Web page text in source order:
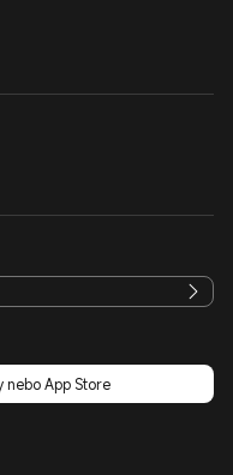
nebo App Store